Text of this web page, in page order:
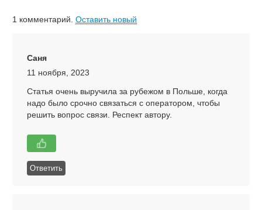
1 комментарий Оставить новый
Саня
11 ноября, 2023
Статья очень выручила за рубежом в Польше, когда
надо было срочно связаться с оператором, чтобы
решить вопрос связи. Респект автору.
Ответить